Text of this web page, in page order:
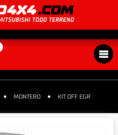
MONTERO KIT OFF EGR